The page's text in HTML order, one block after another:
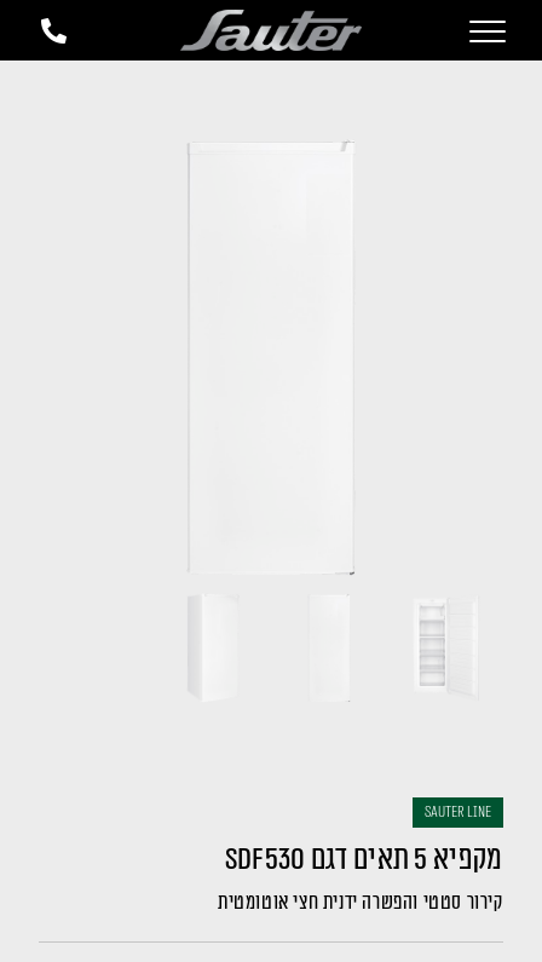
sauter LINE
מקפיא 5 תאים דגם SDF530
קירור סטטי והפשרה ידנית חצי אוטומטית